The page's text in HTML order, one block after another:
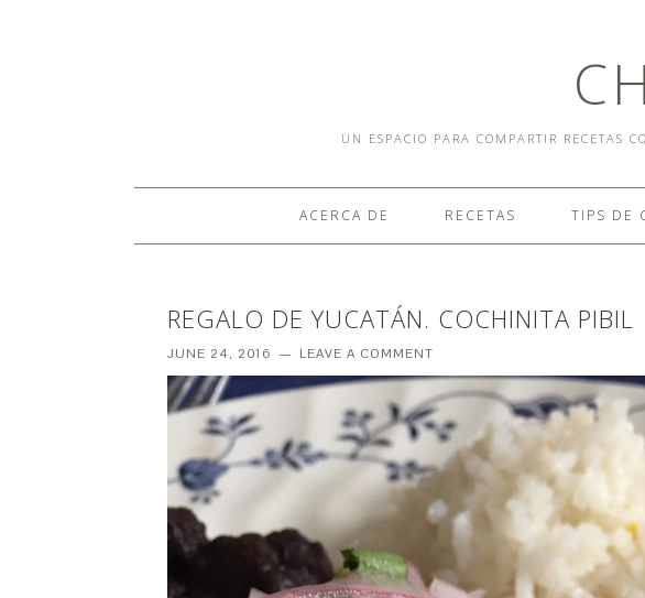
UN ESPACIO PARA COMPARTIR RECETAS
ACERCA DE RECETAS TIPS DE
REGALO DE YUCATÁN. COCHINITA PIBIL
JUNE 24, 2016 LEAVE A COMMENT